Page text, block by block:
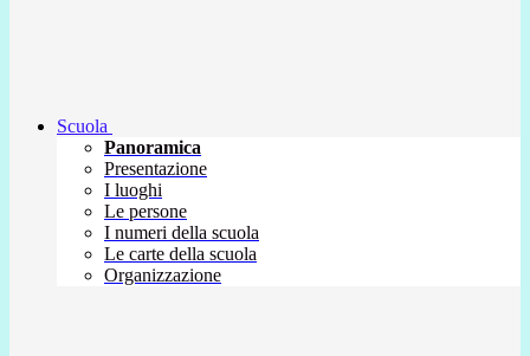
Scuola
Panoramica
Presentazione
I luoghi
Le persone
I numeri della scuola
Le carte della scuola
Organizzazione